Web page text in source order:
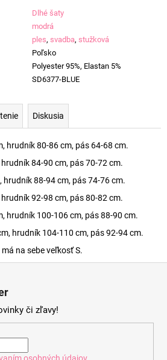
Dlhé šaty
modrá
ples, svadba, stužková
Poľsko
Polyester 95%, Elastan 5%
SD6377-BLUE
Diskusia
hrudník 80-86 cm, pás 64-68 cm.
84-90 cm, pás 70-72 cm.
hrudník 88-94 cm, pás 74-76 cm.
92-98 cm, pás 80-82 cm.
hrudník 100-106 cm, pás 88-90 cm.
hrudník 104-110 cm, pás 92-94 cm.
na sebe veľkosť S.
či zľavy!